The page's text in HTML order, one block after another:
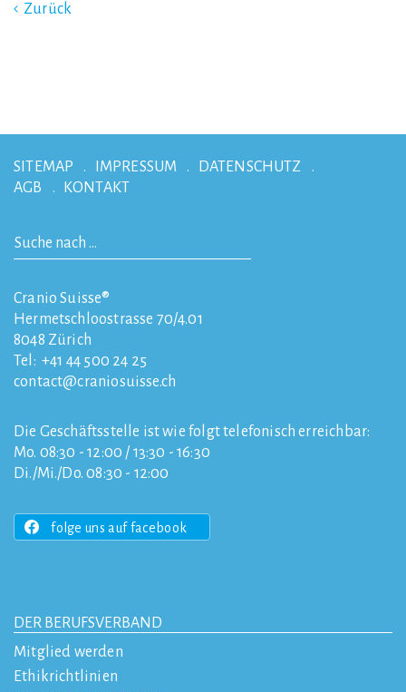
Zurück
SITEMAP IMPRESSUM
DATENSCHUTZ
AGB
KONTAKT
Cranio Suisse®
Hermetschloostrasse 70/4.01
8048 Zürich
Tel: +41 44 500 24 25
contact
craniosuisse.ch
Die Geschäftsstelle ist wie folgt telefonisch erreichbar:
Mo. 08:30 - 12:00 / 13:30 - 16:30
Di./Mi./Do. 08:30 - 12:00
folge uns auf facebook
DER BERUFSVERBAND
Mitglied werden
Ethikrichtlinien